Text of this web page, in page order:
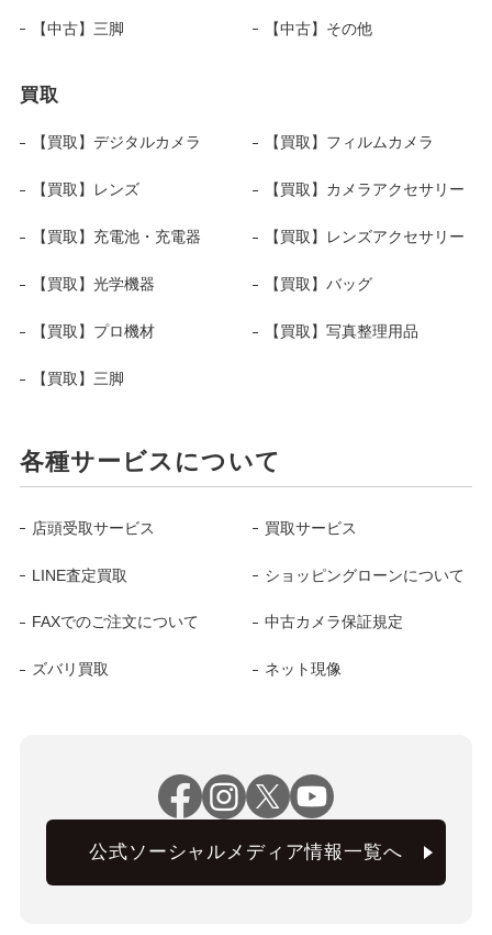
【中古】三脚 【中古】その他
買取
【買取】デジタルカメラ 【買取】フィルムカメラ
【買取】レンズ 【買取】カメラアクセサリー
【買取】充電池・充電器 【買取】レンズアクセサリー
【買取】光学機器 【買取】バッグ
【買取】プロ機材 【買取】写真整理用品
【買取】三脚
各種サービスについて
店頭受取サービス 買取サービス
LINE査定買取 ショッピングローンについて
FAXでのご注文について 中古カメラ保証規定
ズバリ買取 ネット現像
公式ソーシャルメディア情報一覧へ